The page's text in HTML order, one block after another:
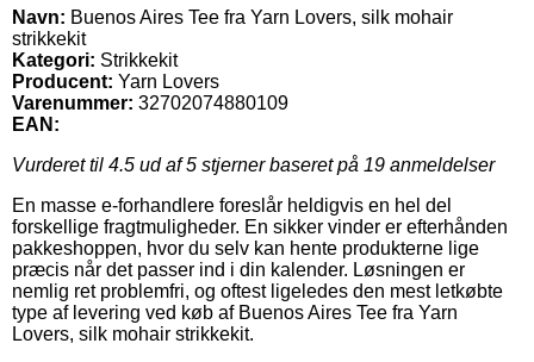
Navn: Buenos Aires Tee fra Yarn Lovers, silk mohair
strikkekit
Kategori: Strikkekit
Producent: Yarn Lovers
Varenummer: 32702074880109
EAN:
Vurderet til 4.5 ud af 5 stjerner baseret på 19 anmeldelser
En masse e-forhandlere foreslår heldigvis en hel del
forskellige fragtmuligheder. En sikker vinder er efterhånden
pakkeshoppen, hvor du selv kan hente produkterne lige
præcis når det passer ind i din kalender. Løsningen er
nemlig ret problemfri, og oftest ligeledes den mest letkøbte
type af levering ved køb af Buenos Aires Tee fra Yarn
Lovers, silk mohair strikkekit.